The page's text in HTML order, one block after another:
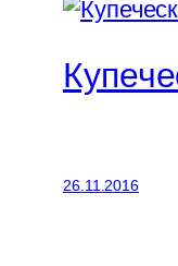
26.11.2016